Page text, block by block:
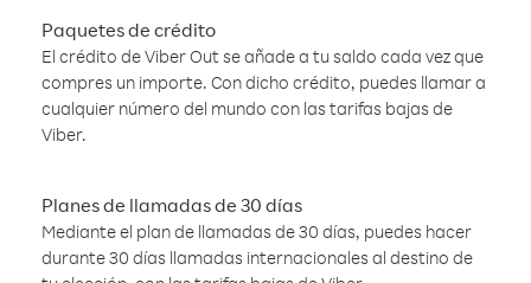
Paquetes de crédito
El crédito de Viber Out se añade a tu saldo cada vez que
compres un importe. Con dicho crédito, puedes llamar a
cualquier número del mundo con las tarifas bajas de
Viber.
Planes de llamadas de 30 días
Mediante el plan de llamadas de 30 días, puedes hacer
durante 30 días llamadas internacionales al destino de